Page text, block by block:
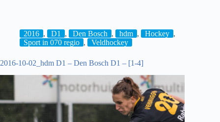
2016 , D1 , Den Bosch , hdm , Hockey ,
Sport in 070 regio , Veldhockey
2016-10-02_hdm D1 – Den Bosch D1 – [1-4]